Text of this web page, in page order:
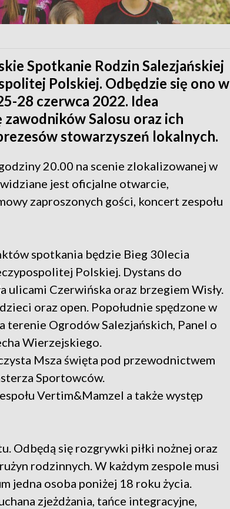
Spotkanie Rodzin Salezjańskiej
Polskiej. Odbędzie się ono w
28 czerwca 2022. Idea
Salosu oraz ich
stowarzyszeń lokalnych.
20.00 na scenie zlokalizowanej w
jest oficjalne otwarcie,
zaproszonych gości, koncert zespołu
spotkania będzie Bieg 30lecia
Polskiej. Dystans do
ulicami Czerwińska oraz brzegiem Wisły.
oraz open. Popołudnie spędzone w
terenie Ogrodów Salezjańskich, Panel o
Wierzejskiego.
Msza święta pod przewodnictwem
Sportowców.
Vertim&Mamzel a także występ
Odbędą się rozgrywki piłki nożnej oraz
rodzinnych. W każdym zespole musi
jedna osoba poniżej 18 roku życia.
zjeżdżania, tańce integracyjne,